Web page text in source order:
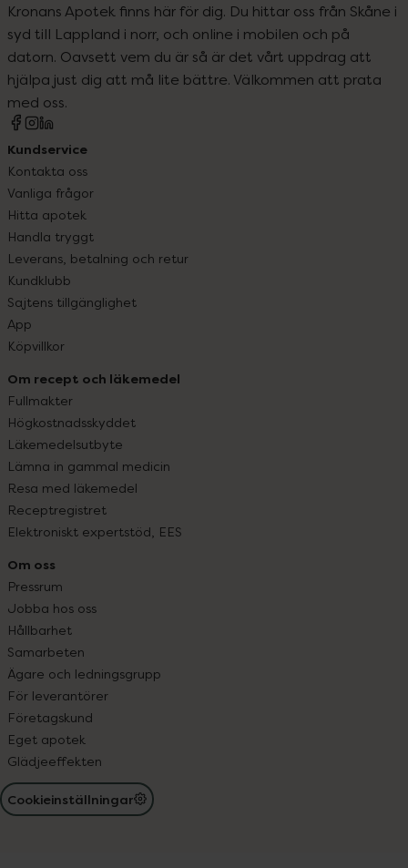
Kronans Apotek finns här för dig. Du hittar oss från Skåne i
syd till Lappland i norr, och online i mobilen och på
datorn. Oavsett vem du är så är det vårt uppdrag att
hjälpa just dig att må lite bättre. Välkommen att prata
med oss.
Kundservice
Kontakta oss
Vanliga frågor
Hitta apotek
Handla tryggt
Leverans, betalning och retur
Kundklubb
Sajtens tillgänglighet
App
Köpvillkor
Om recept och läkemedel
Fullmakter
Högkostnadsskyddet
Läkemedelsutbyte
Lämna in gammal medicin
Resa med läkemedel
Receptregistret
Elektroniskt expertstöd, EES
Om oss
Pressrum
Jobba hos oss
Hållbarhet
Samarbeten
Ägare och ledningsgrupp
För leverantörer
Företagskund
Eget apotek
Glädjeeffekten
Cookieinställningar